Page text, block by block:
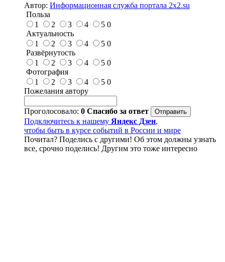
Автор: Информационная служба портала 2x2.su
Польза
1
2 3 4 5 0
Актуальность
1
2 3 4 5 0
Развёрнутость
1
2 3 4 5 0
Фотография
1
2 3 4 5 0
Пожелания автору
Проголосовало: 0 Спасибо за ответ
Подключитесь к нашему Яндекс Дзен,
чтобы быть в курсе событий в России и мире
Почитал? Поделись с другими! Об этом должны узнать
все, срочно поделись! Другим это тоже интересно